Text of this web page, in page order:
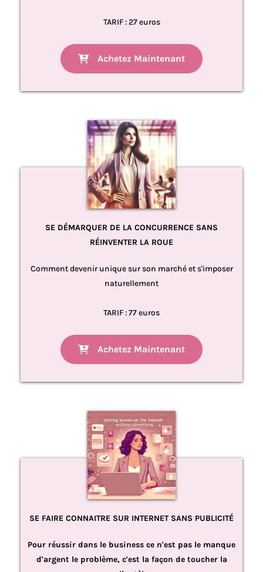
TARIF : 27 euros
Achetez Maintenant
SE DÉMARQUER DE LA CONCURRENCE SANS
RÉINVENTER LA ROUE
Comment devenir unique sur son marché et s'imposer
naturellement
TARIF : 77 euros
Achetez Maintenant
SE FAIRE CONNAITRE SUR INTERNET SANS PUBLICITÉ
Pour réussir dans le business ce n'est pas le manque
d'argent le problème, c'est la façon de toucher la